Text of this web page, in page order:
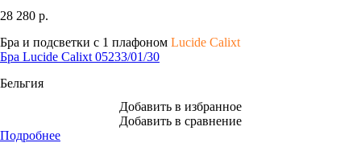
28 280 р.
Бра и подсветки с 1 плафоном Lucide Calixt
Бра Lucide Calixt 05233/01/30
Бельгия
Добавить в избранное
Добавить в сравнение
Подробнее